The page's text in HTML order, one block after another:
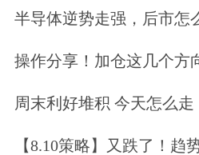
低调，不想让城市变
太多人涌入。
不过，奥马哈近年来
发展的力度。此次大
半导体逆势走强，后市怎
操作分享！加仓这几个方
周末利好堆积 今天怎么走
【8.10策略】又跌了！趋